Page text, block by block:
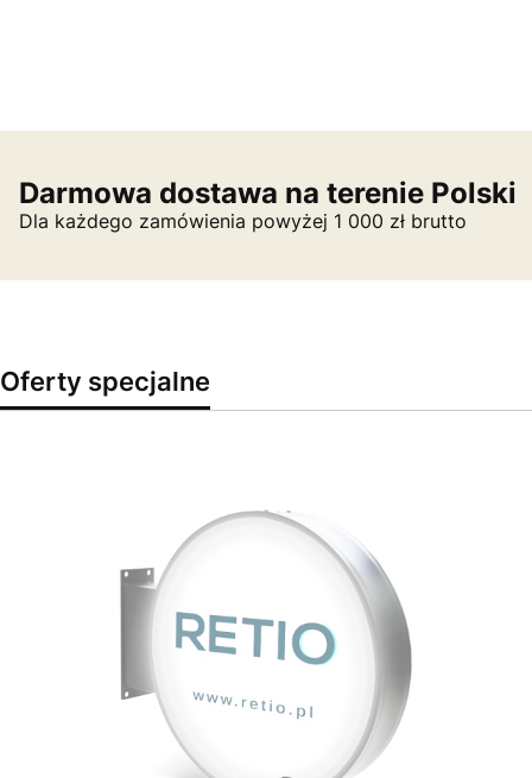
Darmowa dostawa na terenie Polski
Dla każdego zamówienia powyżej 1 000 zł brutto
Oferty specjalne